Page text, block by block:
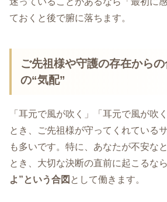
ておくと後で腑に落ちます。
ご先祖様や守護の存在からの
の“気配”
「耳元で風が吹く」「耳元で風が吹
とき、ご先祖様が守ってくれている
も多いです。特に、あなたが不安な
とき、大切な決断の直前に起こるなら
よ”という合図 として働きます。